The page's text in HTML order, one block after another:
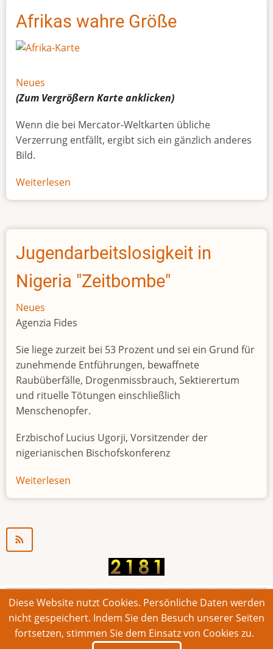
Afrikas wahre Größe
Neues
(Zum Vergrößern Karteanklicken)
Wenn die bei Mercator-Weltkarten übliche
Verzerrung entfällt, ergibt sich ein gänzlich anderes
Bild.
Weiterlesen
Afrikas
Größe
Jugendarbeitslosigkeit in
Nigeria "Zeitbombe"
Neues
Agenzia Fides
Sie liege zurzeit bei 53 Prozent und sei ein Grund für
zunehmende Entführungen, bewaffnete
Raubüberfälle, Drogenmissbrauch, Sektierertum
und rituelle Tötungen einschließlich
Menschenopfer.
Erzbischof Lucius Ugorji, Vorsitzender der
nigerianischen Bischofskonferenz
Weiterlesen
Jugendarbeitslosigkeit
© 2026 Bonner Aufruf. Alle Rechte vorbehalten.
Footer
Impressum Kontakt Intern
Diese Website nutzt Cookies. Persönliche Daten werden
nicht gespeichert. Indem Sie den Besuch unserer Seiten
fortsetzen, stimmen Sie dem Einsatz von Cookies zu.